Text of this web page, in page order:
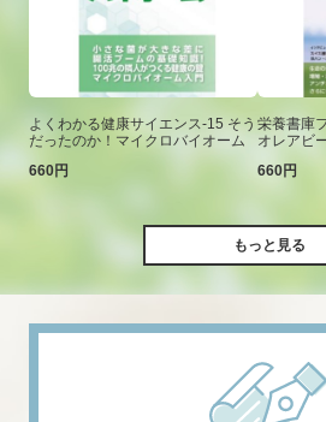
よくわかる健康サイエンス-15 そう
だったのか！マイクロバイオーム
660円
栄養書庫
オレアビ
660円
もっと見る